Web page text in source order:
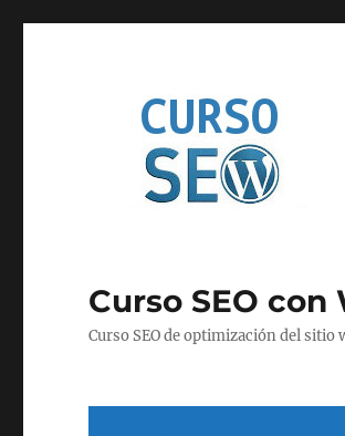
Curso SEO con
Curso SEO de optimización del